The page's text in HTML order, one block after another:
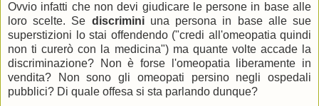
Ovvio infatti che non devi giudicare le persone in base alle
loro scelte. Se discrimini una persona in base alle sue
superstizioni lo stai offendendo ("credi all'omeopatia quindi
non ti curerò con la medicina") ma quante volte accade la
discriminazione? Non è forse l'omeopatia liberamente in
vendita? Non sono gli omeopati persino negli ospedali
pubblici? Di quale offesa si sta parlando dunque?